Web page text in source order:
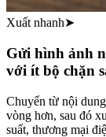
Xuất nhanh➤
Gửi hình ảnh
với ít bộ chặn
Chuyển từ nội
vòng hơn, sau đó
suất, thương mại